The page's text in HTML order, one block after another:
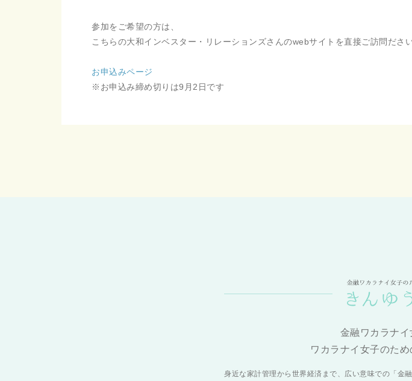
参加をご希望の方は、
こちらの大和インベスター・リレーションズさんのwebサイトを直接ご訪問ださ
お申込みページ
※お申込み締め切りは9月2日です
金融ワカラナイ
ワカラナイ女子のた
身近な家計管理から世界経済まで、広い意味での「金